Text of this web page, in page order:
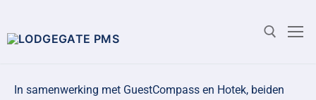
In samenwerking met GuestCompass en Hotek, beiden